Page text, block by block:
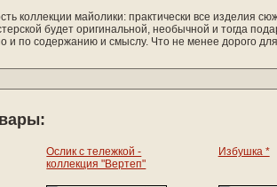
коллекции майолики: практически все изделия
будет оригинальной, необычной и тогда
и по содержанию и смыслу. Что не менее дорого
Ослик с тележкой -
коллекция "Вертеп"
Избушка *